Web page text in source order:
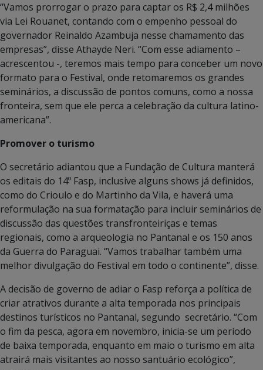
“Vamos prorrogar o prazo para captar os R$ 2,4 milhões
via Lei Rouanet, contando com o empenho pessoal do
governador Reinaldo Azambuja nesse chamamento das
empresas”, disse Athayde Neri. “Com esse adiamento –
acrescentou -, teremos mais tempo para conceber um novo
formato para o Festival, onde retomaremos os grandes
seminários, a discussão de pontos comuns, como a nossa
fronteira, sem que ele perca a celebração da cultura latino-
americana”.
Promover o turismo
O secretário adiantou que a Fundação de Cultura manterá
os editais do 14º Fasp, inclusive alguns shows já definidos,
como do Crioulo e do Martinho da Vila, e haverá uma
reformulação na sua formatação para incluir seminários de
discussão das questões transfronteiriças e temas
regionais, como a arqueologia no Pantanal e os 150 anos
da Guerra do Paraguai. “Vamos trabalhar também uma
melhor divulgação do Festival em todo o continente”, disse.
A decisão de governo de adiar o Fasp reforça a política de
criar atrativos durante a alta temporada nos principais
destinos turísticos no Pantanal, segundo secretário. “Com
o fim da pesca, agora em novembro, inicia-se um período
de baixa temporada, enquanto em maio o turismo em alta
atrairá mais visitantes ao nosso santuário ecológico”,